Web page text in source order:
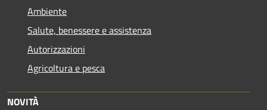
Ambiente
Salute, benessere e assistenza
Autorizzazioni
Agricoltura e pesca
NOVITÀ